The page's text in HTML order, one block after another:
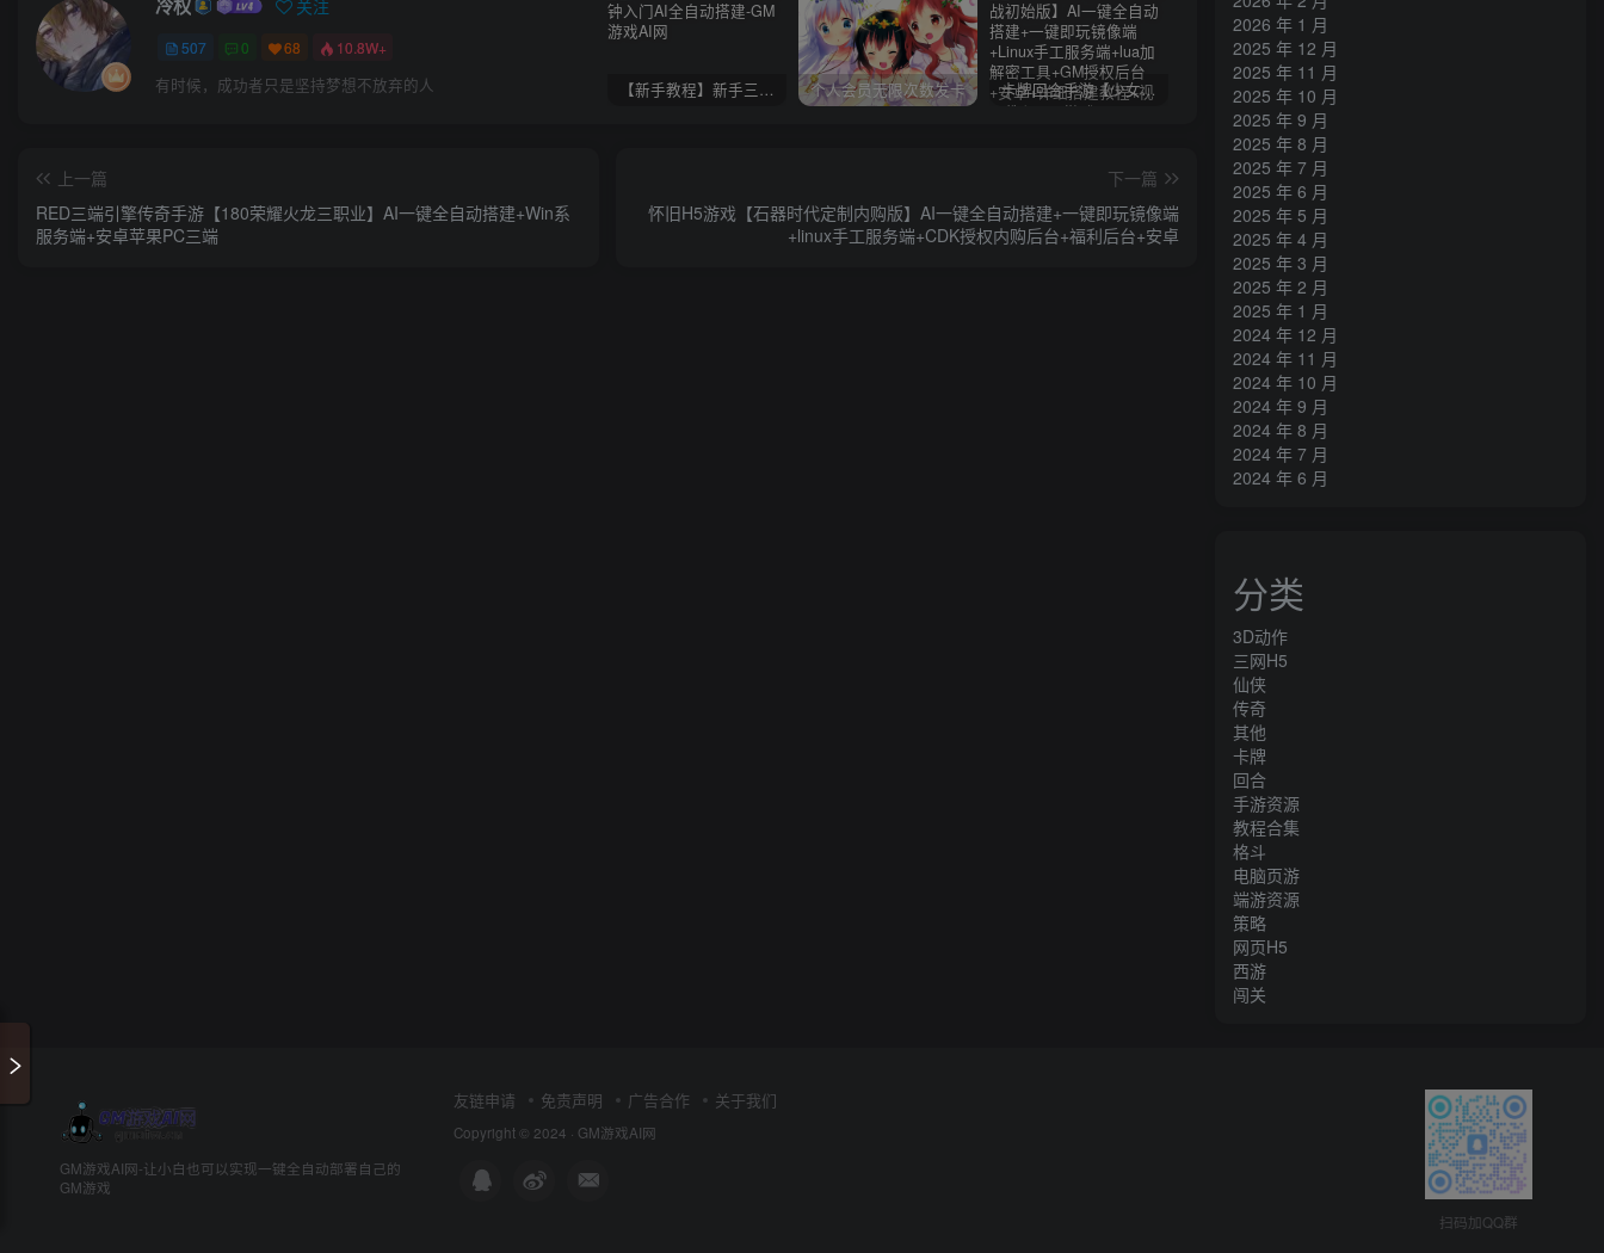
冷权 关注
507 0 68 10.8W+
有时候，成功者只是坚持梦想不放弃的人 【新手教程】新手三分钟入门AI全自动搭建 个人会员无限次数发卡 卡牌回合手游【少女回战初始版】AI一键全自动搭建+一键即玩镜像端+Linux手工服务端+lua加解密工具+GM授权后台+安卓+详细搭建教程+视频教程 三网H5游戏【奇迹H5之斗罗超变多区跨服平台币内购版】最新整理单机一键即玩镜像端+Linux手工服务端+简易安卓APP+新版GM平台币授权后台+详细搭建教程
上一篇
RED三端引擎传奇手游【180荣耀火龙三职业】AI一键全自动搭建+Win系
服务端+安卓苹果PC三端
下一篇
怀旧H5游戏【石器时代定制内购版】AI一键全自动搭建+一键即玩镜像端
+linux手工服务端+CDK授权内购后台+福利后台+安卓
2026 年 1 月
2025 年 12 月
2025 年 11 月
2025 年 10 月
2025 年 9 月
2025 年 8 月
2025 年 7 月
2025 年 6 月
2025 年 5 月
2025 年 4 月
2025 年 3 月
2025 年 2 月
2025 年 1 月
2024 年 12 月
2024 年 11 月
2024 年 10 月
2024 年 9 月
2024 年 8 月
2024 年 7 月
2024 年 6 月
分类
3D动作
三网H5
仙侠
传奇
其他
卡牌
回合
手游资源
教程合集
格斗
电脑页游
端游资源
策略
网页H5
西游
闯关
GM游戏AI网-让小白也可以实现一键全自动部署自己的
GM游戏
友链申请 免责声明 广告合作 关于我们
Copyright © 2024 · GM游戏AI网
扫码加QQ群